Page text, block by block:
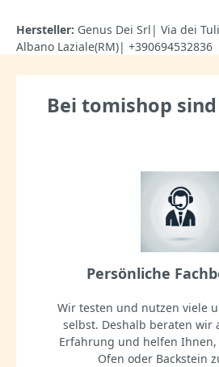
Hersteller: Genus Dei Srl| Via dei
Albano Laziale(RM)| +390694532836
Bei tomishop
Persönliche
Wir testen und nutzen viele
selbst. Deshalb beraten wir
Erfahrung und helfen Ihnen,
Ofen oder Backstein